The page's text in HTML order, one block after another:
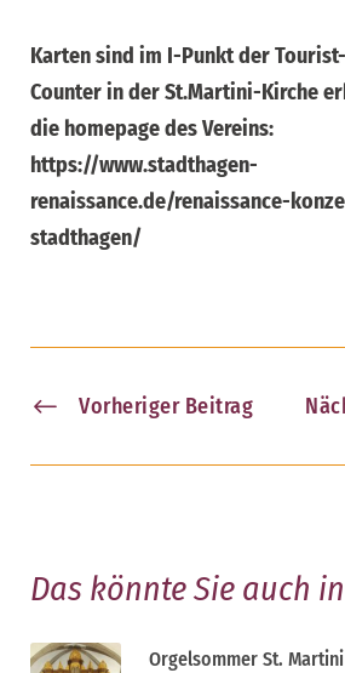
Karten sind im I-Punkt der
Counter in der St.Martini-Kirche
die homepage des Vereins:
https://www.stadthagen-
renaissance.de/renaissance-
stadthagen/
Vorheriger Beitrag
Das könnte Sie auch
Orgelsommer St.